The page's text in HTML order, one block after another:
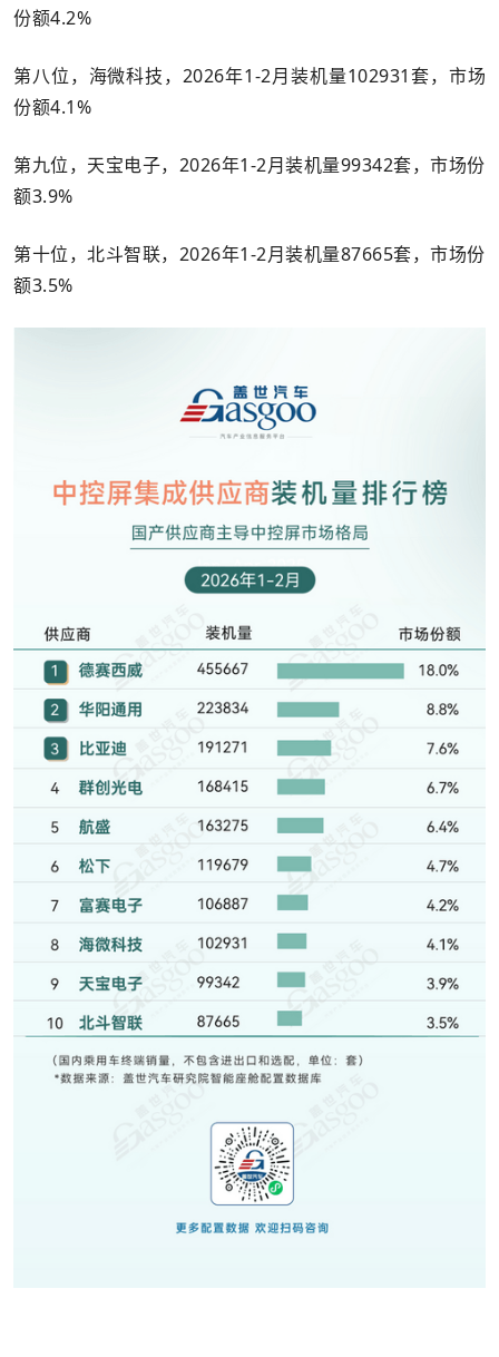
份额4.2%
第八位，海微科技，2026年1-2月装机量102931套，市场
份额4.1%
第九位，天宝电子，2026年1-2月装机量99342套，市场份
额3.9%
第十位，北斗智联，2026年1-2月装机量87665套，市场份
额3.5%